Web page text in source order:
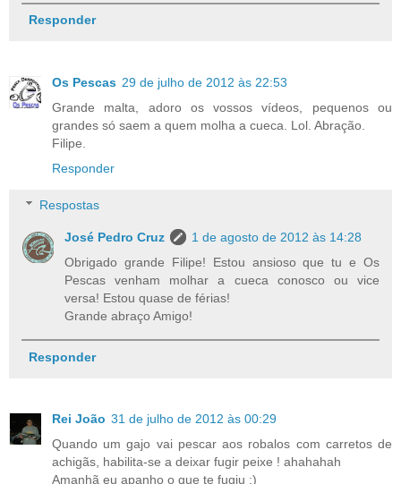
Responder
Os Pescas 29 de julho de 2012 às 22:53
Grande malta, adoro os vossos vídeos, pequenos ou
grandes só saem a quem molha a cueca. Lol. Abração.
Filipe.
Responder
Respostas
José Pedro Cruz
1 de agosto de 2012 às 14:28
Obrigado grande Filipe! Estou ansioso que tu e Os
Pescas venham molhar a cueca conosco ou vice
versa! Estou quase de férias!
Grande abraço Amigo!
Responder
Rei João 31 de julho de 2012 às 00:29
Quando um gajo vai pescar aos robalos com carretos de
achigãs, habilita-se a deixar fugir peixe ! ahahahah
Amanhã eu apanho o que te fugiu ;)